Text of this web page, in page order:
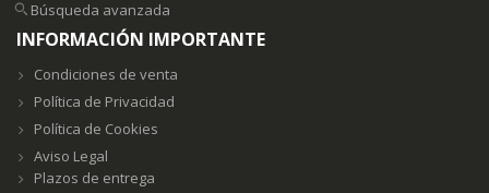
Búsqueda avanzada
INFORMACIÓN IMPORTANTE
Condiciones de venta
Política de Privacidad
Política de Cookies
Aviso Legal
Plazos de entrega